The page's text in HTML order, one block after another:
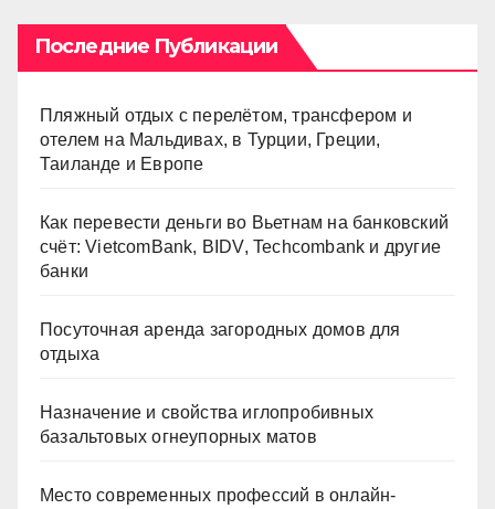
ki
Последние Публикации
Пляжный отдых с перелётом, трансфером и
отелем на Мальдивах, в Турции, Греции,
Таиланде и Европе
Как перевести деньги во Вьетнам на банковский
счёт: VietcomBank, BIDV, Techcombank и другие
банки
Посуточная аренда загородных домов для
отдыха
Назначение и свойства иглопробивных
базальтовых огнеупорных матов
Место современных профессий в онлайн-